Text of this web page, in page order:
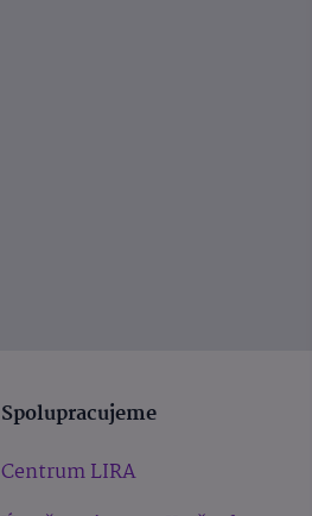
Spolupracujeme
Centrum LIRA